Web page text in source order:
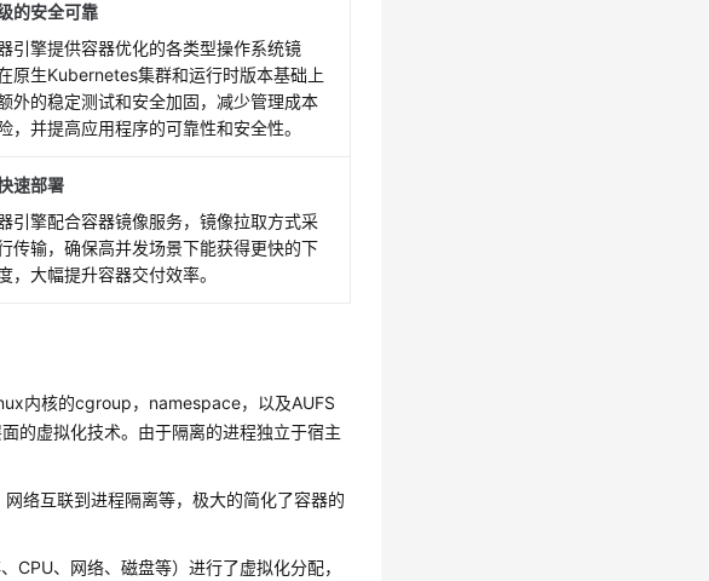
的安全可靠
引擎提供容器优化的各类型操作系统镜
原生Kubernetes集群和运行时版本基础上
外的稳定测试和安全加固，减少管理成本
，并提高应用程序的可靠性和安全性。
速部署
引擎配合容器镜像服务，镜像拉取方式采
传输，确保高并发场景下能获得更快的下
，大幅提升容器交付效率。
内核的cgroup，namespace，以及AUFS
的虚拟化技术。由于隔离的进程独立于宿主
络互联到进程隔离等，极大的简化了容器的
、网络、磁盘等）进行了虚拟化分配，